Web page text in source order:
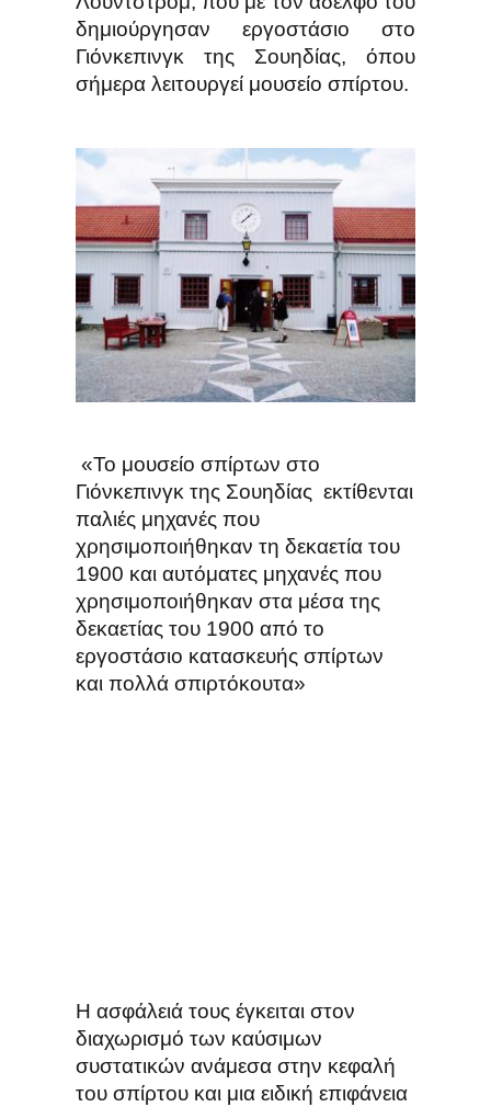
δημιούργησαν εργοστάσιο στο
Γιόνκεπινγκ της Σουηδίας, όπου
σήμερα λειτουργεί μουσείο σπίρτου.
«Το μουσείο σπίρτων στο
Γιόνκεπινγκ της Σουηδίας εκτίθενται
παλιές μηχανές που
χρησιμοποιήθηκαν τη δεκαετία του
1900 και αυτόματες μηχανές που
χρησιμοποιήθηκαν στα μέσα της
δεκαετίας του 1900 από το
εργοστάσιο κατασκευής σπίρτων
και πολλά σπιρτόκουτα»
Η ασφάλειά τους έγκειται στον
διαχωρισμό των καύσιμων
συστατικών ανάμεσα στην κεφαλή
του σπίρτου και μια ειδική επιφάνεια